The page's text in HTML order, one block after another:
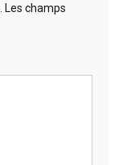
Les champs